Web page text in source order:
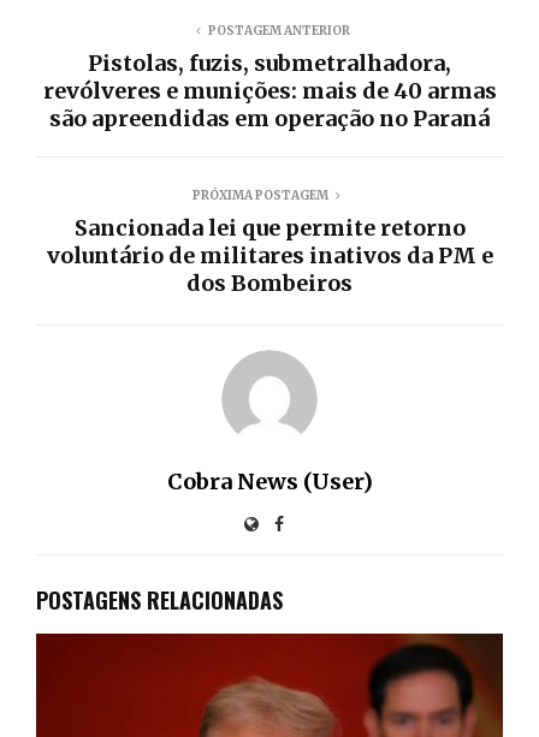
POSTAGEM ANTERIOR
Pistolas, fuzis, submetralhadora,
revólveres e munições: mais de 40 armas
são apreendidas em operação no Paraná
PRÓXIMA POSTAGEM
Sancionada lei que permite retorno
voluntário de militares inativos da PM e
dos Bombeiros
Cobra News (User)
POSTAGENS RELACIONADAS